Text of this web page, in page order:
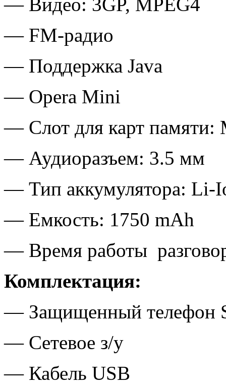
— FM-радио
— Поддержка Java
— Opera Mini
— Слот для карт памяти:
— Аудиоразъем: 3.5 мм
— Тип аккумулятора: Li-
— Емкость: 1750 mAh
— Время работы
Комплектация:
— Защищенный телефон
— Сетевое з/у
— Кабель USB